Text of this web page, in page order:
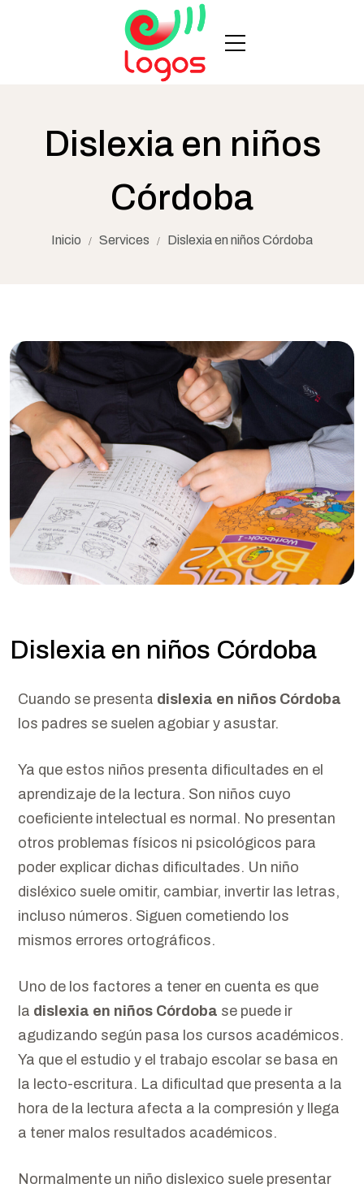
Dislexia en niños
Córdoba
Inicio / Services / Dislexia en niños Córdoba
Dislexia en niños Córdoba
Cuando se presenta dislexia en niños Córdoba
los padres se suelen agobiar y asustar.
Ya que estos niños presenta dificultades en el
aprendizaje de la lectura. Son niños cuyo
coeficiente intelectual es normal. No presentan
otros problemas físicos ni psicológicos para
poder explicar dichas dificultades. Un niño
disléxico suele omitir, cambiar, invertir las letras,
incluso números. Siguen cometiendo los
mismos errores ortográficos.
Uno de los factores a tener en cuenta es que
la dislexia en niños Córdoba se puede ir
agudizando según pasa los cursos académicos.
Ya que el estudio y el trabajo escolar se basa en
la lecto-escritura. La dificultad que presenta a la
hora de la lectura afecta a la compresión y llega
a tener malos resultados académicos.
Normalmente un niño dislexico suele presentar